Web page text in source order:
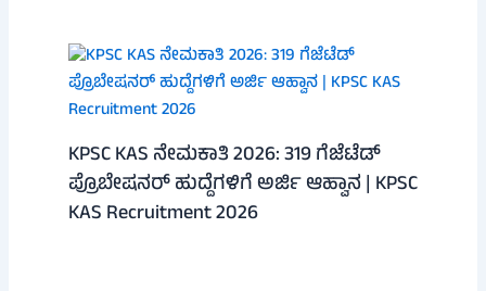
KPSC KAS ನೇಮಕಾತಿ 2026: 319 ಗೆಜೆಟೆಡ್
ಪ್ರೊಬೇಷನರ್ ಹುದ್ದೆಗಳಿಗೆ ಅರ್ಜಿ ಆಹ್ವಾನ | KPSC
KAS Recruitment 2026